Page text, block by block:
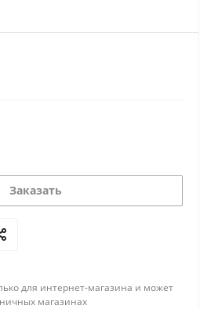
Заказать
для интернет-магазина и может
магазинах